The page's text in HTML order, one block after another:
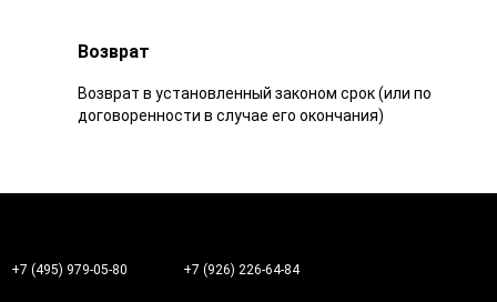
Возврат
Возврат в установленный законом срок (или по
договоренности в случае его окончания)
+7 (495) 979-05-80 +7 (926) 226-64-84